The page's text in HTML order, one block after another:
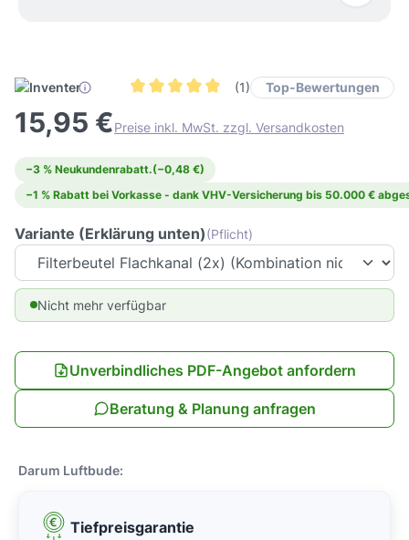
(1) Top-Bewertungen
15,95 €Preise inkl. MwSt. zzgl. Versandkosten
−3 % Neukundenrabatt.(−0,48 €)
−1 % Rabatt bei Vorkasse - dank VHV-Versicherung bis 50.000 €
Variante (Erklärung unten)(Pflicht)
Nicht mehr verfügbar
Unverbindliches PDF-Angebot anfordern
Beratung & Planung anfragen
Darum Luftbude:
Tiefpreisgarantie